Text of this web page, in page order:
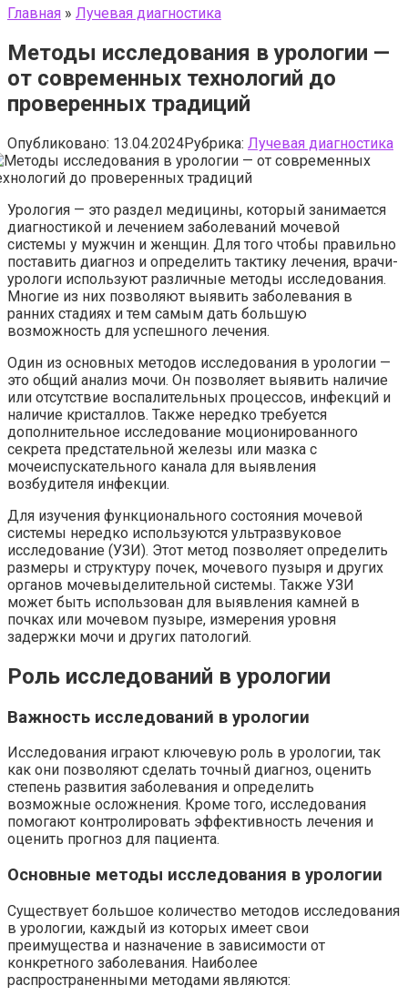
Главная » Лучевая диагностика
Методы исследования в урологии —
от современных технологий до
проверенных традиций
Опубликовано: 13.04.2024Рубрика: Лучевая диагностика
Урология — это раздел медицины, который занимается
диагностикой и лечением заболеваний мочевой
системы у мужчин и женщин. Для того чтобы правильно
поставить диагноз и определить тактику лечения, врачи-
урологи используют различные методы исследования.
Многие из них позволяют выявить заболевания в
ранних стадиях и тем самым дать большую
возможность для успешного лечения.
Один из основных методов исследования в урологии —
это общий анализ мочи. Он позволяет выявить наличие
или отсутствие воспалительных процессов, инфекций и
наличие кристаллов. Также нередко требуется
дополнительное исследование моционированного
секрета предстательной железы или мазка с
мочеиспускательного канала для выявления
возбудителя инфекции.
Для изучения функционального состояния мочевой
системы нередко используются ультразвуковое
исследование (УЗИ). Этот метод позволяет определить
размеры и структуру почек, мочевого пузыря и других
органов мочевыделительной системы. Также УЗИ
может быть использован для выявления камней в
почках или мочевом пузыре, измерения уровня
задержки мочи и других патологий.
Роль исследований в урологии
Важность исследований в урологии
Исследования играют ключевую роль в урологии, так
как они позволяют сделать точный диагноз, оценить
степень развития заболевания и определить
возможные осложнения. Кроме того, исследования
помогают контролировать эффективность лечения и
оценить прогноз для пациента.
Основные методы исследования в урологии
Существует большое количество методов исследования
в урологии, каждый из которых имеет свои
преимущества и назначение в зависимости от
конкретного заболевания. Наиболее
распространенными методами являются: